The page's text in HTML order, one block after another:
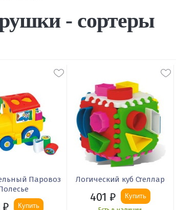
- сортеры
Паровоз
₽ Купить
Логический куб Стеллар
401 ₽ Купить